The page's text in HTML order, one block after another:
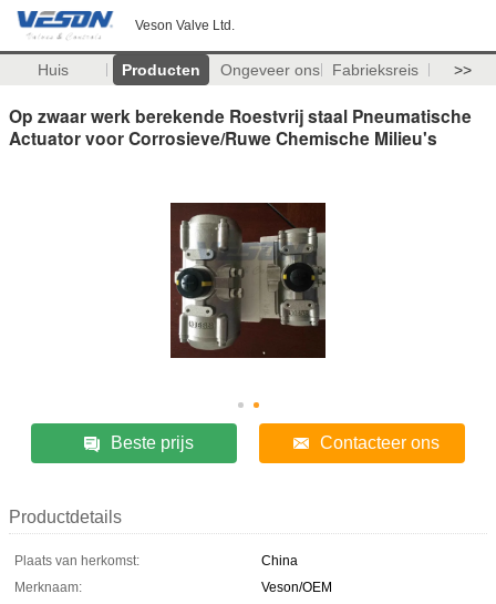
Veson Valve Ltd.
Huis Producten Ongeveer ons Fabrieksreis >>
Op zwaar werk berekende Roestvrij staal Pneumatische
Actuator voor Corrosieve/Ruwe Chemische Milieu's
Beste prijs Contacteer ons
Productdetails
Plaats van herkomst:
China
Merknaam:
Veson/OEM